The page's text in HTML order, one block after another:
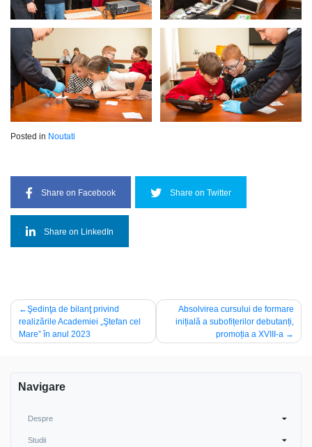
Posted in Noutati
Share on Facebook Share on Twitter
Share on LinkedIn
Navigare
în
articole
Şedinţa de bilanţ privind
realizările Academiei „Ştefan cel
Mare” în anul 2023
Absolvirea cursului de formare
inițială a subofițerilor debutanți,
promoția a XVIII-a
Navigare
Despre
Studii